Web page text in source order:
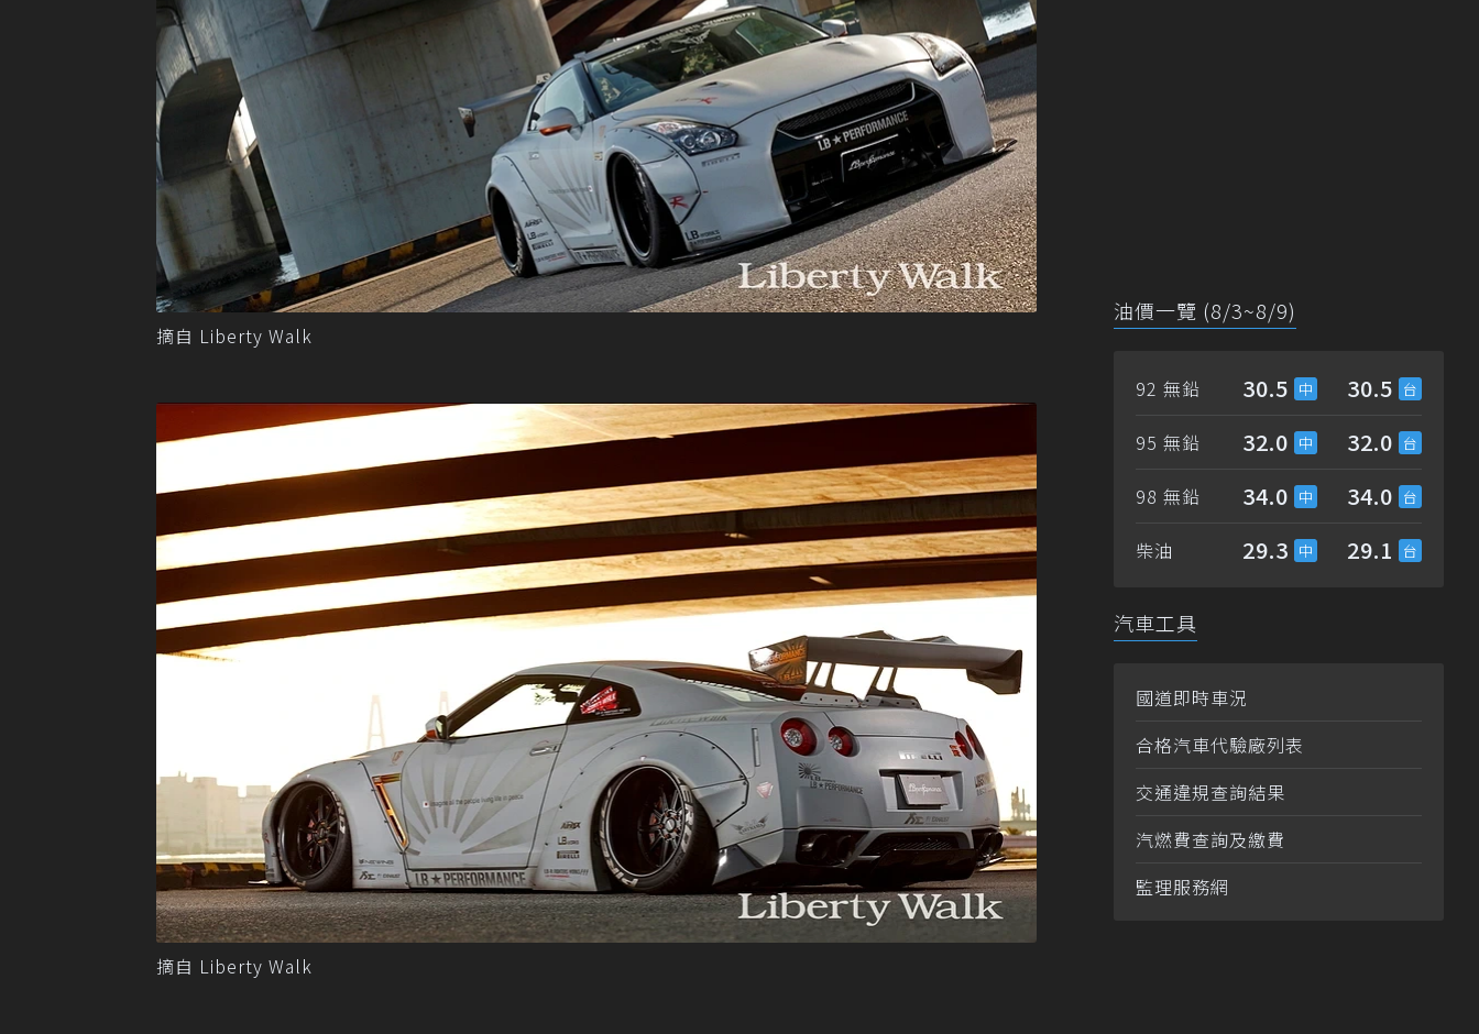
摘自 Liberty Walk
摘自 Liberty Walk
油價一覽 (8/3~8/9)
92 無鉛 30.5 30.5
95 無鉛 32.0 32.0
98 無鉛 34.0 34.0
柴油 29.3 29.1
汽車工具
國道即時車況
合格汽車代驗廠列表
交通違規查詢結果
汽燃費查詢及繳費
監理服務網